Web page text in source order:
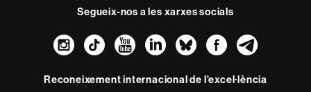
Segueix-nos a les xarxes socials
Instagram
TikTokYouTube
LinkedIn
Bluesky
Reconeixement internacional de l'excel·lència